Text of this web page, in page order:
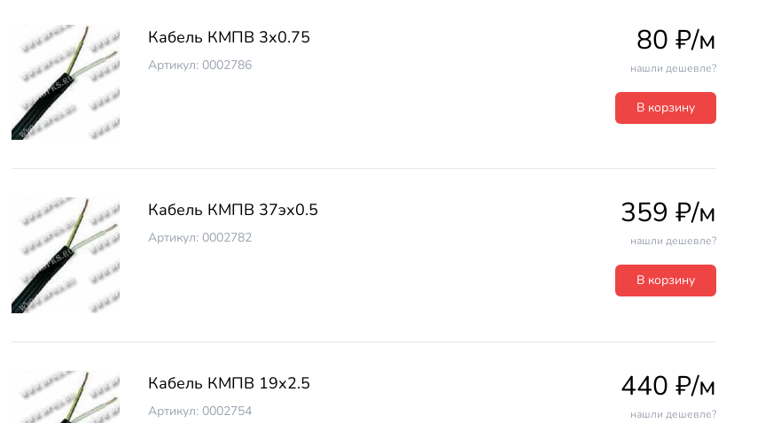
Кабель КМПВ 3х0.75
Артикул: 0002786
80 ₽/м
нашли дешевле?
В корзину
Кабель КМПВ 37эх0.5
Артикул: 0002782
359 ₽/м
нашли дешевле?
В корзину
Кабель КМПВ 19х2.5
Артикул: 0002754
440 ₽/м
нашли дешевле?